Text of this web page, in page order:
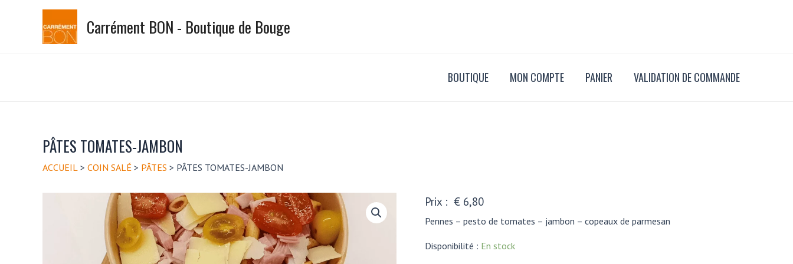
Carrément BON - Boutique de Bouge
BOUTIQUE MON COMPTE PANIER VALIDATION DE COMMANDE
PÂTES TOMATES-JAMBON
ACCUEIL > COIN SALÉ > PÂTES > PÂTES TOMATES-JAMBON
€ 6,80
Pennes – pesto de tomates – jambon – copeaux de parmesan
Disponibilité : En stock